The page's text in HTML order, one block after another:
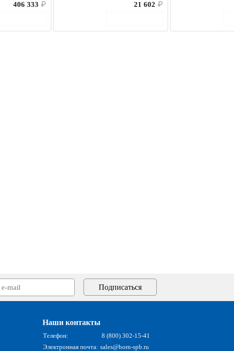
406 333 ₽
21 602 ₽
Наши контакты
Телефон:
8 (800) 302-15-41
Электронная почта: sales@born-spb.ru